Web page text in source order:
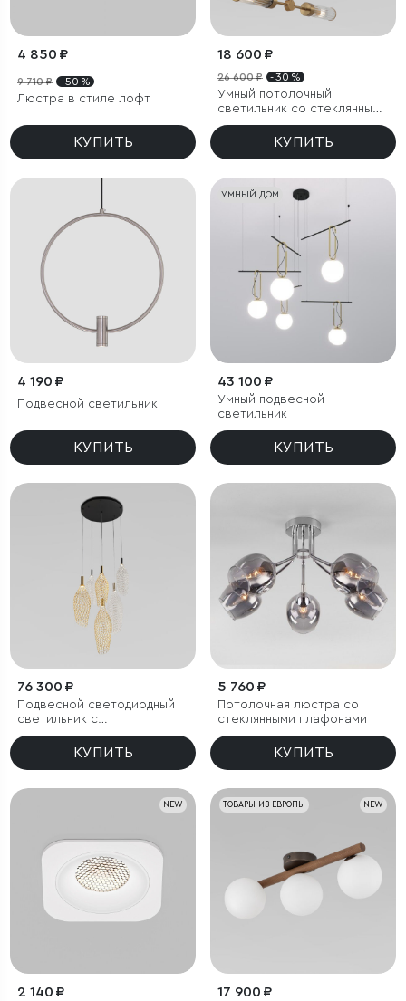
4 850 ₽
9 710 ₽ - 50 %
Люстра в стиле лофт
КУПИТЬ
18 600 ₽
26 600 ₽ - 30 %
Умный потолочный
светильник со стеклянными
плафонами
КУПИТЬ
4 190 ₽
Подвесной светильник
КУПИТЬ
УМНЫЙ ДОМ
43 100 ₽
Умный подвесной
светильник
КУПИТЬ
76 300 ₽
Подвесной светодиодный
светильник с
металлическими
плафонамиКУПИТЬ
5 760 ₽
Потолочная люстра со
стеклянными плафонами
КУПИТЬ
NEW
2 140 ₽
NEW
ТОВАРЫ ИЗ ЕВРОПЫ
17 900 ₽